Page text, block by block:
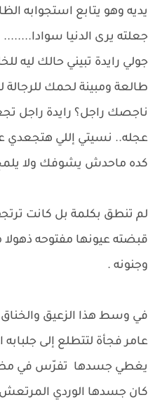
يديه وهو يتابع استجوابه
جعلته يرى الدنيا سوادا........
جولي رايدة تبيني حالك ليه
طالعة ومبينة لحمك
ناجصك راجل؟ رايدة راجل
عجله.. نسيتي إللي هتجعدي
كده ماحدش يشوفك ولا
لم تنطق بكلمة بل كانت
قبضته عيونها مفتوحه
وجنونه .
في وسط هذا الزعيق
عامر فجأة لتتطلع إلى
يغطي جسدها تفرّس في
كان جسدها الوردي